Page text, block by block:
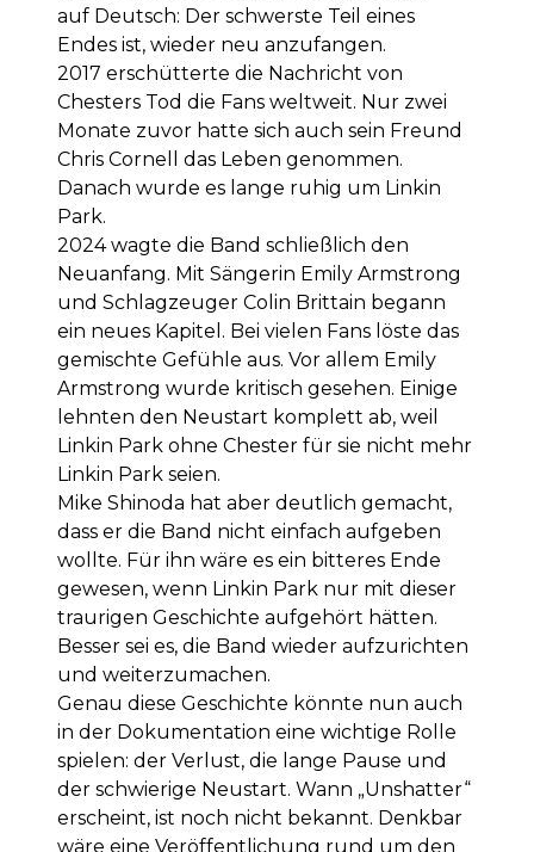
auf Deutsch: Der schwerste Teil eines
Endes ist, wieder neu anzufangen.
2017 erschütterte die Nachricht von
Chesters Tod die Fans weltweit. Nur zwei
Monate zuvor hatte sich auch sein Freund
Chris Cornell das Leben genommen.
Danach wurde es lange ruhig um Linkin
Park.
2024 wagte die Band schließlich den
Neuanfang. Mit Sängerin Emily Armstrong
und Schlagzeuger Colin Brittain begann
ein neues Kapitel. Bei vielen Fans löste das
gemischte Gefühle aus. Vor allem Emily
Armstrong wurde kritisch gesehen. Einige
lehnten den Neustart komplett ab, weil
Linkin Park ohne Chester für sie nicht mehr
Linkin Park seien.
Mike Shinoda hat aber deutlich gemacht,
dass er die Band nicht einfach aufgeben
wollte. Für ihn wäre es ein bitteres Ende
gewesen, wenn Linkin Park nur mit dieser
traurigen Geschichte aufgehört hätten.
Besser sei es, die Band wieder aufzurichten
und weiterzumachen.
Genau diese Geschichte könnte nun auch
in der Dokumentation eine wichtige Rolle
spielen: der Verlust, die lange Pause und
der schwierige Neustart. Wann „Unshatter“
erscheint, ist noch nicht bekannt. Denkbar
wäre eine Veröffentlichung rund um den